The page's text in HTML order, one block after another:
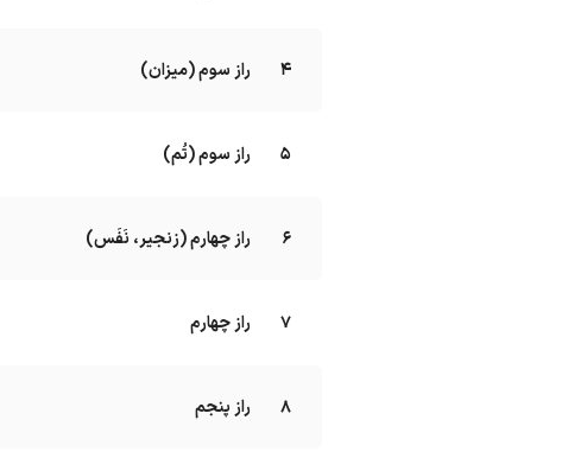
4 راز سوم (میزان)
5 راز سوم (تُم)
6 راز چهارم (زنجیر، نَفَس)
7 راز چهارم
8 راز پنجم